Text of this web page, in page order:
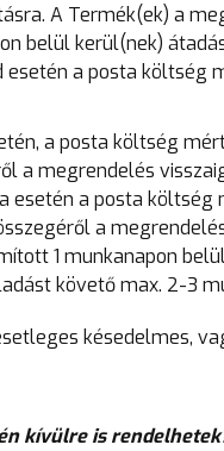
A Termék(ek) a
belül kerül(nek)
a posta költség
a posta költség
a megrendelés
esetén a posta
a
1 munkanapon
követő max. 2-3
késedelmes,
kívülre is